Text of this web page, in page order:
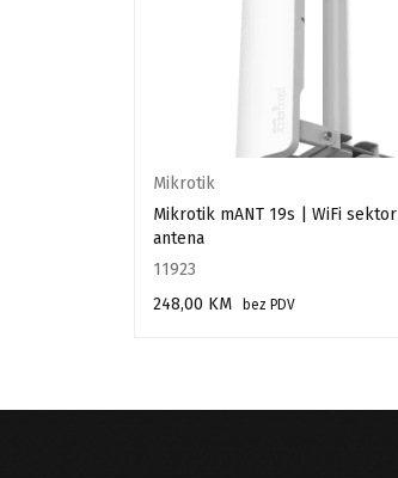
Mikrotik
Mikrotik mANT 19s | WiFi sektor
antena
11923
248,00 KM
bez PDV